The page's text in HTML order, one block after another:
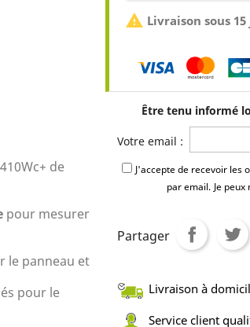
de
pour mesurer
le panneau et
pour le
 Livraison sous
Être tenu informé
Votre email :
J'accepte de recevoir les
par email. Je
Partager
Livraison à
Service client